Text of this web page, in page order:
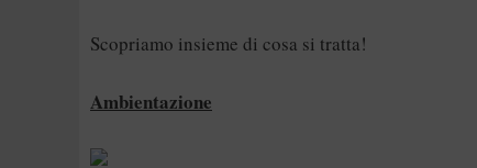
Scopriamo insieme di cosa si tratta!
Ambientazione